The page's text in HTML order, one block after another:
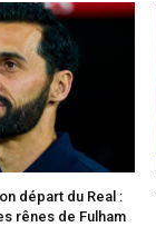
départ du Real :
rênes de Fulham